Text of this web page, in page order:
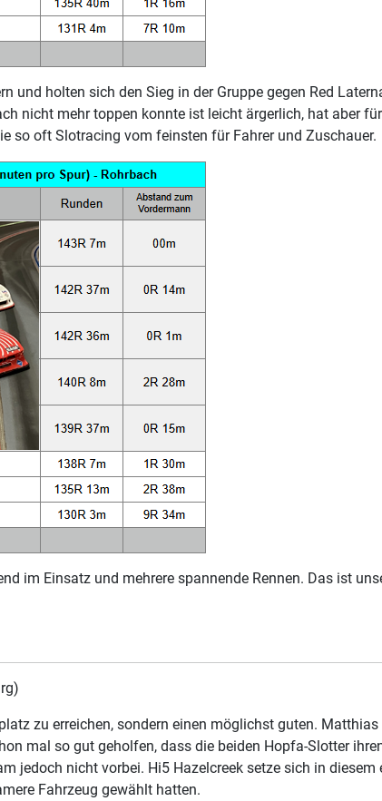
und holten sich den Sieg in der Gruppe gegen Red
nicht mehr toppen konnte ist leicht ärgerlich, hat aber
so oft Slotracing vom feinsten für Fahrer und Zuschauer.
im Einsatz und mehrere spannende Rennen. Das ist
zu erreichen, sondern einen möglichst guten.
mal so gut geholfen, dass die beiden Hopfa-Slotter
jedoch nicht vorbei. Hi5 Hazelcreek setze sich in
Fahrzeug gewählt hatten.